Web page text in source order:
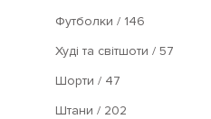
Футболки / 146
Худі та світшоти / 57
Шорти / 47
Штани / 202